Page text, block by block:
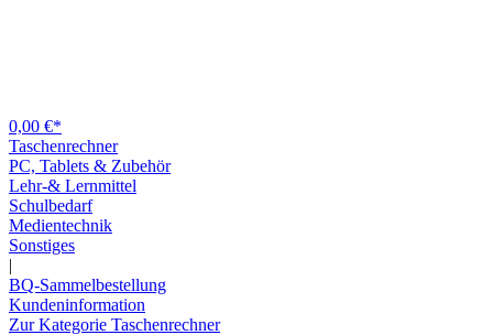
0,00 €*
Taschenrechner
PC, Tablets & Zubehör
Lehr-& Lernmittel
Schulbedarf
Medientechnik
Sonstiges
|
BQ-Sammelbestellung
Kundeninformation
Zur Kategorie Taschenrechner